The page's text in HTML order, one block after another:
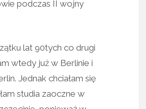
podczas II wojny
lat 90tych co drugi
wtedy już w Berlinie i
Jednak chciałam się
studia zaoczne w